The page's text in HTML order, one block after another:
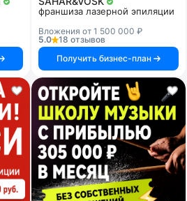
франшиза лазерной эпиляции
Вложения от 1 500 000 ₽
5.0
18 отзывов
Получить бизнес-план